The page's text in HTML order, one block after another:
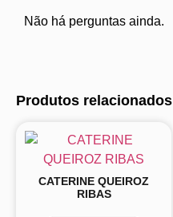
Não há perguntas ainda.
Produtos relacionados
CATERINE QUEIROZ
RIBAS